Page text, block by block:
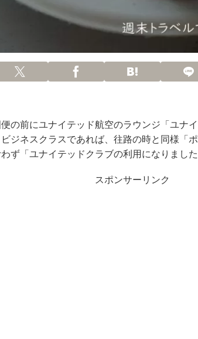
の前にユナイテッド航空のラウンジ「ユナ
ジネスクラスであれば、往路の時と同様「
ず「ユナイテッドクラブの利用になりました
スポンサーリンク